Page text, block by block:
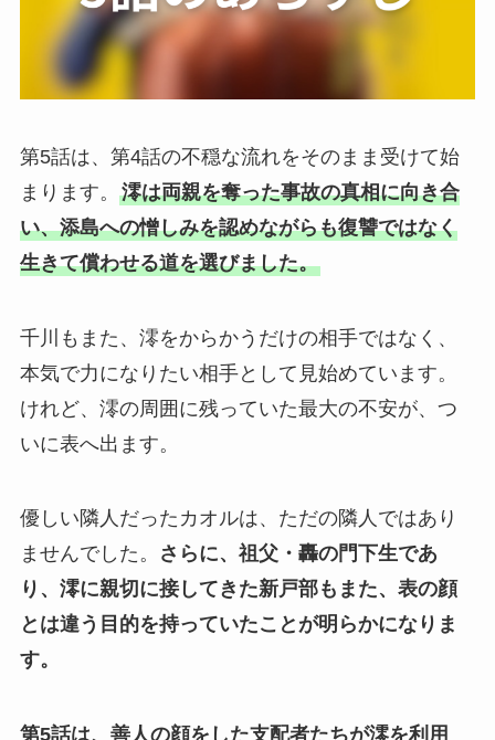
第5話は、第4話の不穏な流れをそのまま受けて始
まります。 澪は両親を奪った事故の真相に向き合
い、添島への憎しみを認めながらも復讐ではなく
生きて償わせる道を選びました。
千川もまた、澪をからかうだけの相手ではなく、
本気で力になりたい相手として見始めています。
けれど、澪の周囲に残っていた最大の不安が、つ
いに表へ出ます。
優しい隣人だったカオルは、ただの隣人ではあり
ませんでした。
さらに、祖父・轟の門下生であ
り、澪に親切に接してきた新戸部もまた、表の顔
とは違う目的を持っていたことが明らかになりま
す。
第5話は、善人の顔をした支配者たちが澪を利用